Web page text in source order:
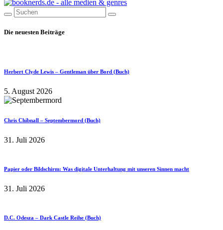
Die neuesten Beiträge
Herbert Clyde Lewis – Gentleman über Bord (Buch)
5. August 2026
Chris Chibnall – Septembermord (Buch)
31. Juli 2026
Papier oder Bildschirm: Was digitale Unterhaltung mit unseren Sinnen macht
31. Juli 2026
D.C. Odesza – Dark Castle Reihe (Buch)